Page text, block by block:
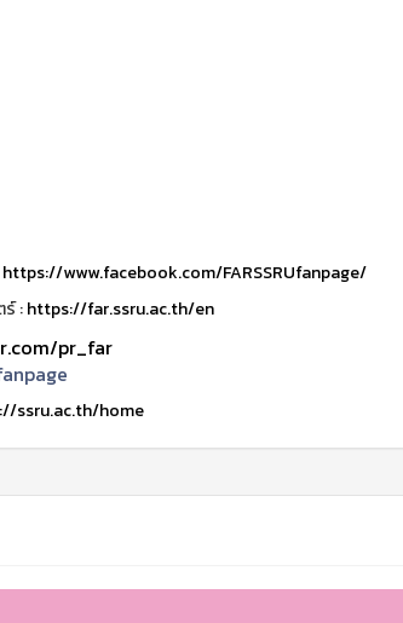
https://www.facebook.com/FARSSRUfanpage/
:https://far.ssru.ac.th/en
pr_far
ssru.ac.th/home